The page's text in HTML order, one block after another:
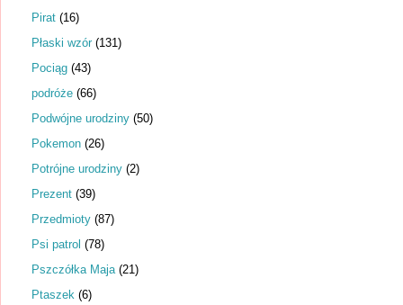
Pirat (16)
Płaski wzór (131)
Pociąg (43)
podróże (66)
Podwójne urodziny (50)
Pokemon (26)
Potrójne urodziny (2)
Prezent (39)
Przedmioty (87)
Psi patrol (78)
Pszczółka Maja (21)
Ptaszek (6)